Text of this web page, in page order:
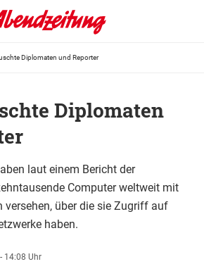
Diplomaten und Reporter
Diplomaten
laut einem Bericht der
Computer weltweit mit
versehen, über die sie Zugriff auf
haben.
14:08 Uhr